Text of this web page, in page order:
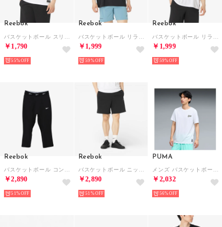
Reebok
￥1,790
55%
Reebok
￥1,999
59%
Reebok
￥1,999
59%
Reebok
￥2,890
51%
Reebok
￥2,890
51%
PUMA
￥2,032
56%